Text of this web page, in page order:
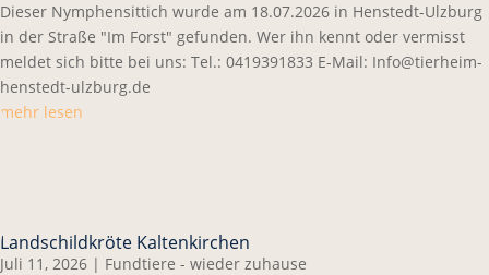
Dieser Nymphensittich wurde am 18.07.2026 in Henstedt-Ulzburg
in der Straße "Im Forst" gefunden. Wer ihn kennt oder vermisst
meldet sich bitte bei uns: Tel.: 0419391833 E-Mail: Info@tierheim-
henstedt-ulzburg.de
mehr lesen
Landschildkröte Kaltenkirchen
Juli 11, 2026 | Fundtiere - wieder zuhause